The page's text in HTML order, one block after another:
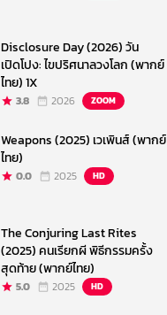
Disclosure Day (2026) วัน
เปิดโปง: ไขปริศนาลวงโลก (พากย์
ไทย) 1X
3.8 2026 ZOOM
Weapons (2025) เวเพินส์ (พากย์
ไทย)
0.0 2025 HD
The Conjuring Last Rites
(2025) คนเรียกผี พิธีกรรมครั้ง
สุดท้าย (พากย์ไทย)
5.0 2025 HD